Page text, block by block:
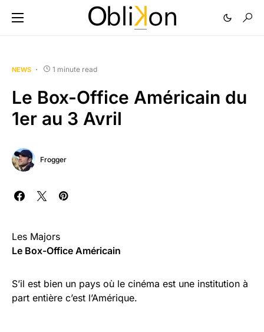
NEWS 1 minute read
Le Box-Office Américain du
1er au 3 Avril
Frogger
Les Majors
Le Box-Office Américain
S’il est bien un pays où le cinéma est une institution à
part entière c’est l’Amérique.